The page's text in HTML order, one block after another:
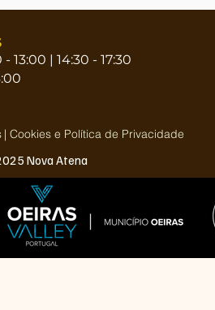
- 13:00 | 14:30 - 17:30
| Cookies e Política de Privacidade
Nova Atena